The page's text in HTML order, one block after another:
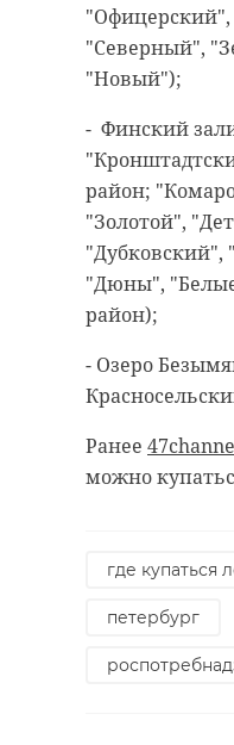
"Офицерский",
"Северный",
"Новый");
- Финский
район;
"Золотой",
"Дубковский",
"Дюны",
район);
- Озеро
Ранее
можно
где купаться
петербург
Хирург из
Петербурга